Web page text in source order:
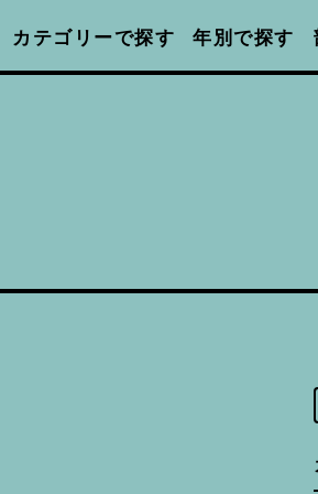
カテゴリーで探す 年別で探す